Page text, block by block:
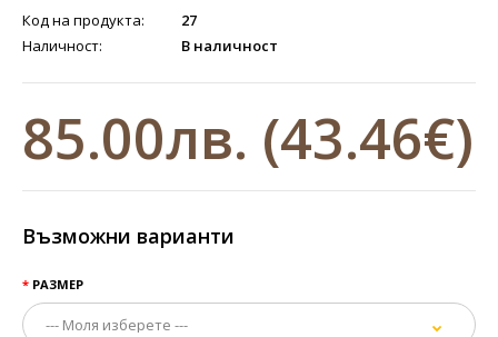
Код на продукта:
27
Наличност:
В наличност
85.00лв. (43.46€)
Възможни варианти
РАЗМЕР